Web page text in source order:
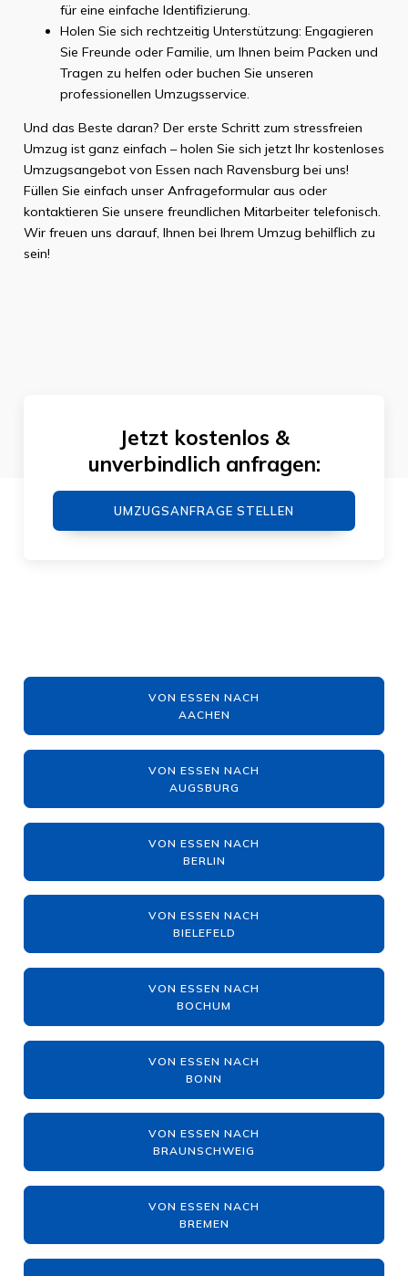
für eine einfache Identifizierung.
Holen Sie sich rechtzeitig Unterstützung: Engagieren
Sie Freunde oder Familie, um Ihnen beim Packen und
Tragen zu helfen oder buchen Sie unseren
professionellen Umzugsservice.
Und das Beste daran? Der erste Schritt zum stressfreien
Umzug ist ganz einfach – holen Sie sich jetzt Ihr kostenloses
Umzugsangebot von Essen nach Ravensburg bei uns!
Füllen Sie einfach unser Anfrageformular aus oder
kontaktieren Sie unsere freundlichen Mitarbeiter telefonisch.
Wir freuen uns darauf, Ihnen bei Ihrem Umzug behilflich zu
sein!
Jetzt kostenlos &
unverbindlich anfragen:
UMZUGSANFRAGE STELLEN
VON ESSEN NACH
AACHEN
VON ESSEN NACH
AUGSBURG
VON ESSEN NACH
BERLIN
VON ESSEN NACH
BIELEFELD
VON ESSEN NACH
BOCHUM
VON ESSEN NACH
BONN
VON ESSEN NACH
BRAUNSCHWEIG
VON ESSEN NACH
BREMEN